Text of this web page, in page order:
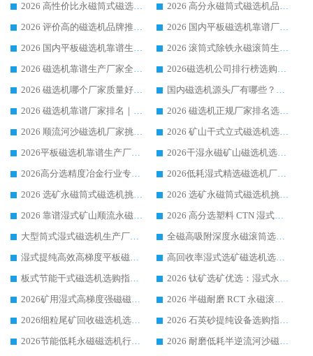
2026 高性价比永磁筒式磁选机品牌盘点 行业强者口碑实测选购完整指南
2026 高分永磁筒式磁选机品牌推荐 选矿设备强者对比测评采购避坑全攻略
2026 评价高的磁选机品牌推荐选购指南，永磁筒式磁选机设备领域强者全景行业口碑解析
2026 国内平板磁选机靠谱厂家排名 行业实测口碑设备按需选购全指南
2026 国内平板磁选机靠谱生产厂家推荐排名|行业口碑选购指南，领域强者按需选设备
2026 滚筒式除铁永磁滚筒生产厂家推荐排名|行业口碑选购指南，领域强者源头厂商精选
2026 磁选机靠谱生产厂家全梳理 分场景选型行业头部品牌选购参考攻略
2026磁选机公司排行榜选购指南|正规源头厂家推荐，领域强者高性价比靠谱信赖品牌
2026 磁选机哪个厂家质量好？十大靠谱磁电企业排名选购指南
国内磁选机源头厂有哪些？2026 综合实力排名与采购避坑技巧
2026 磁选机靠谱厂家排名｜华体会手机网页版-华体会(中国) 高性价比磁选机磁电品牌
2026 磁选机正规厂家排名选购指南|行业口碑信赖品牌推荐性价比高靠谱磁电企业
2026 顺流河沙磁选机厂家挑选攻略 | 业内口碑龙头企业高性价比品牌推荐
2026 矿山干式立式磁选机选型攻略 梳理深耕磁电装备多年靠谱生产厂商
2026平板磁选机靠谱生产厂家选购指南 行业口碑良好品牌推荐 磁电领域实力强者
2026干湿永磁矿山磁选机选型攻略 优质生产厂家排名 选矿领域高口碑品牌推荐指南
2026高分选精度冶金行业专用磁选机生产厂家,干湿式磁选机源头供应商推荐
2026低耗湿式精​选磁选机厂家怎么选?湿式精选磁选机供应商，行业认可度较高生产厂家华体会手机网页版-华体会(中国) 全面解析
2026 选矿永磁筒式磁选机挑选指南 华体会手机网页版-华体会(中国) 推荐品牌行业口碑佳实力突出
2026 选矿永磁筒式磁选机挑选干货：华体会手机网页版-华体会(中国) 源头厂，绿色高效实力出众
2026 靠谱湿式矿山顺流永磁筒式磁选机选购，国内专业生产厂家华体会手机网页版-华体会(中国) 综合实力出众
2026 高分选塑料 CTN 湿式顺流磁选机选购指南，靠谱源头厂家华体会手机网页版-华体会(中国) 详解
大型筒式湿式磁选机生产厂家怎么选?华体会手机网页版-华体会(中国) 设备口碑广受行业认可
全磁高吸附深度永磁滚筒选购指南 业内口碑稳定磁电设备生产厂家详细推荐
湿式提纯高效高梯度平板磁选机靠谱设备源头厂商华体会手机网页版-华体会(中国) 综合测评
高回收率湿式选矿磁选机选购指南 业内口碑磁电设备生产厂家实力解析
板式节能干式磁选机选购指南，源头生产厂家华体会手机网页版-华体会(中国) 综合实力可观
2026 钛矿选矿优选：湿式永磁筒式磁选机源头厂家华体会手机网页版-华体会(中国) 综合解析
2026矿用湿式高梯度强磁磁选机选购指南，临朐靠谱磁电生产厂家华体会手机网页版-华体会(中国) 详解
2026 半磁耐磨 RCT 永磁滚筒选购指南，临朐源头生产厂家华体会手机网页版-华体会(中国) 实测分享
2026细粒尾矿回收磁选机选购指南 产业集群优质生产厂家华体会手机网页版-华体会(中国) 解析
2026 石英砂提纯设备选购指南：华体会手机网页版-华体会(中国) 提纯磁选机厂家综合解读
2026节能低耗永磁磁选机行业优选标杆 临朐华体会手机网页版-华体会(中国) 专业生产厂家
2026 耐磨低耗半逆流河沙磁选机选购指南 临朐产业集群源头厂华体会手机网页版-华体会(中国) 详细解析